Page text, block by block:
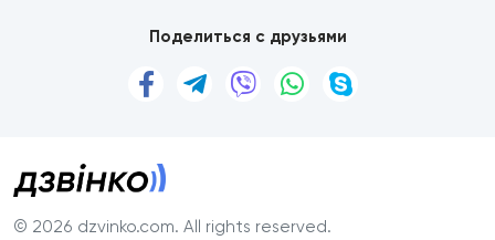
Поделиться с друзьями
© 2026 dzvinko.com. All rights reserved.